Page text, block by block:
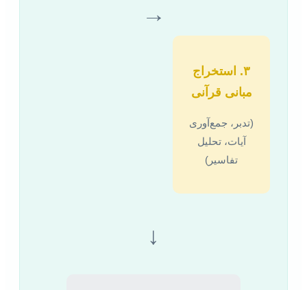
→
۳. استخراج
مبانی قرآنی
(تدبر، جمع‌آوری
آیات، تحلیل
تفاسیر)
↓